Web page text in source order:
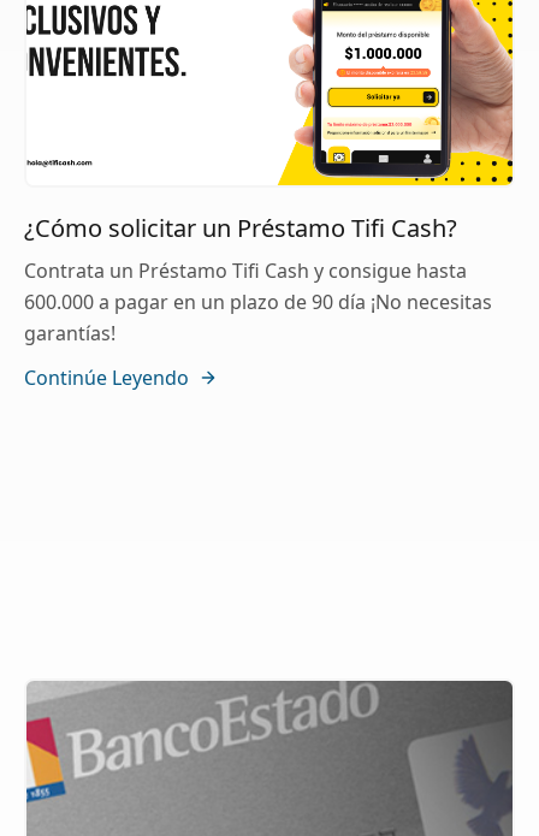
¿Cómo solicitar un Préstamo Tifi Cash?
Contrata un Préstamo Tifi Cash y consigue hasta
600.000 a pagar en un plazo de 90 día ¡No necesitas
garantías!
Continúe Leyendo